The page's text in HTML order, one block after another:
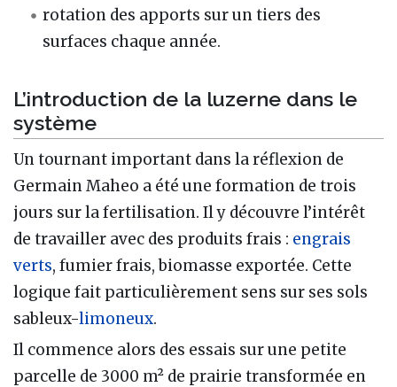
rotation des apports sur un tiers des
surfaces chaque année.
L’introduction de la luzerne dans le
système
Un tournant important dans la réflexion de
Germain Maheo a été une formation de trois
jours sur la fertilisation. Il y découvre l’intérêt
de travailler avec des produits frais : engrais
verts, fumier frais, biomasse exportée. Cette
logique fait particulièrement sens sur ses sols
sableux-limoneux.
Il commence alors des essais sur une petite
parcelle de 3000 m² de prairie transformée en